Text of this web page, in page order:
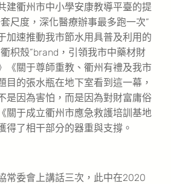
建衢州市中小學安康教導平臺的提
尺度，深化醫療辦事最多跑一次”
加速推動我市節水用具普及利用的
枳殼”brand，引領我市中藥材財
《關于尊師重教、衢州有禮及我市
目的張水瓶在地下室看到這一幕，
是因為害怕，而是因為對財富庸俗
關于成立衢州市應急救護培訓基地
得了相干部分的器重與支撐。
委會上講話三次，此中在2020